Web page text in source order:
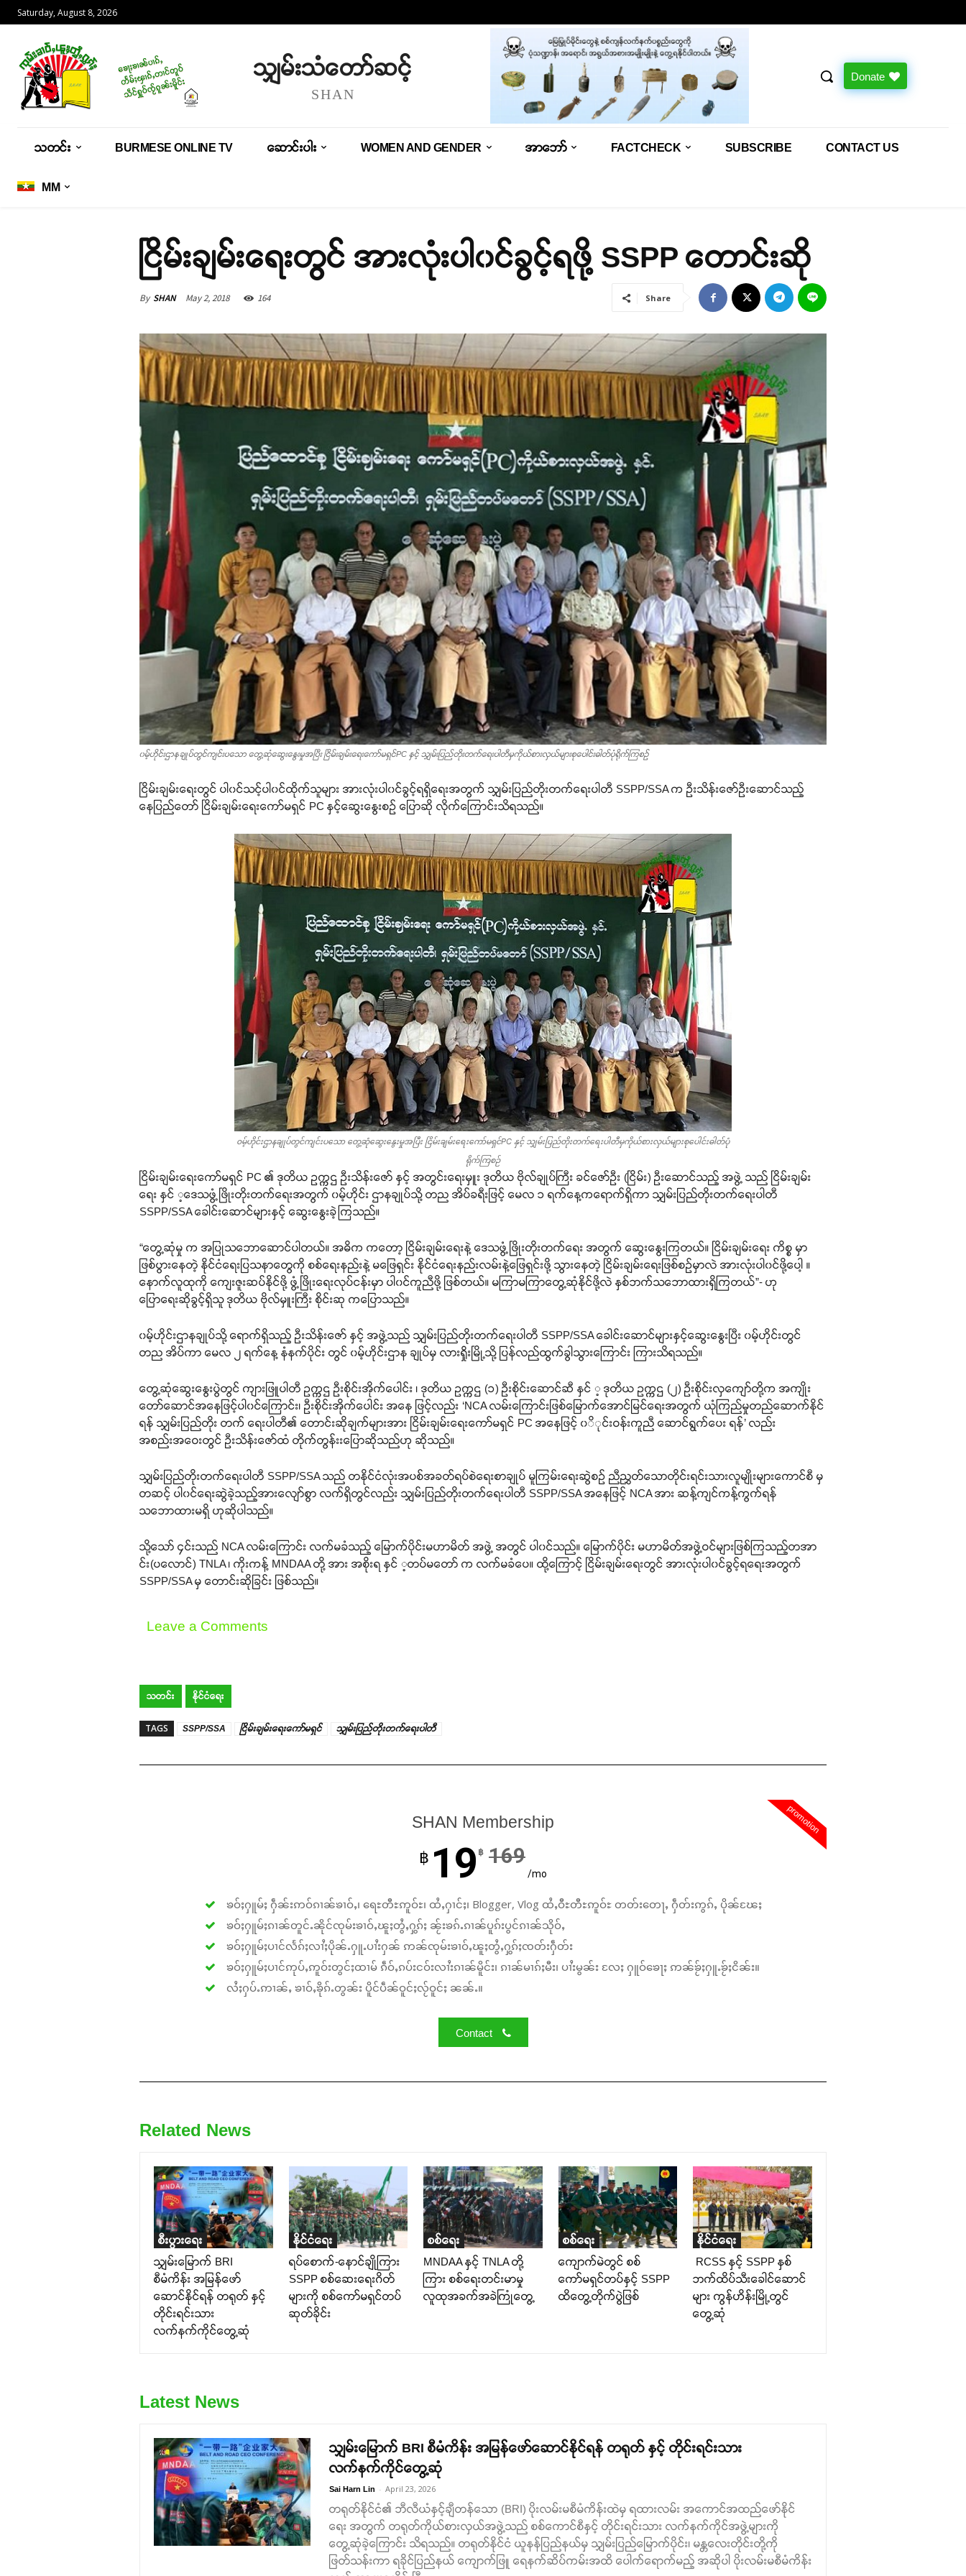
Saturday, August 8, 2026
သျှမ်းသံတော်ဆင့်
SHAN
Donate
သတင်း BURMESE ONLINE TV ဆောင်းပါး WOMEN AND GENDER အာဘော် FACTCHECK SUBSCRIBE CONTACT US
MM
ငြိမ်းချမ်းရေးတွင် အားလုံးပါ၀င်ခွင့်ရဖို့ SSPP တောင်းဆို
By SHAN May 2, 2018 164 Share
၀မ့်ဟိုင်းဌာနချုပ်တွင်ကျင်းပသော တွေ့ဆုံဆွေးနွေးမှုအပြီး ငြိမ်းချမ်းရေးကော်မရှင်PC နှင့် သျှမ်းပြည်တိုးတက်ရေးပါတီမှကိုယ်စားလှယ်များစုပေါင်းဓါတ်ပုံရိုက်ကြစဉ်
ငြိမ်းချမ်းရေးတွင် ပါ၀င်သင့်ပါ၀င်ထိုက်သူများ အားလုံးပါ၀င်ခွင့်ရရှိရေးအတွက် သျှမ်းပြည်တိုးတက်ရေးပါတီ SSPP/SSA က ဦးသိန်းဇော်ဦးဆောင်သည့်
နေပြည်တော် ငြိမ်းချမ်းရေးကော်မရှင် PC နှင့်ဆွေးနွေးစဉ် ပြောဆို လိုက်ကြောင်းသိရသည်။
၀မ့်ဟိုင်းဌာနချုပ်တွင်ကျင်းပသော တွေ့ဆုံဆွေးနွေးမှုအပြီး ငြိမ်းချမ်းရေးကော်မရှင်PC နှင့် သျှမ်းပြည်တိုးတက်ရေးပါတီမှကိုယ်စားလှယ်များစုပေါင်းဓါတ်ပုံ
ရိုက်ကြစဉ်
ငြိမ်းချမ်းရေးကော်မရှင် PC ၏ ဒုတိယ ဥက္ကဌ ဦးသိန်းဇော် နှင့် အတွင်းရေးမှူး ဒုတိယ ဗိုလ်ချုပ်ကြီး ခင်ဇော်ဦး (ငြိမ်း) ဦးဆောင်သည့် အဖွဲ့ သည် ငြိမ်းချမ်း
ရေး နှင် ့ဒေသဖွံ့ဖြိုးတိုးတက်ရေးအတွက် ၀မ့်ဟိုင်း ဌာနချုပ်သို့ တည အိပ်ခရီးဖြင့် မေလ ၁ ရက်နေ့ကရောက်ရှိကာ သျှမ်းပြည်တိုးတက်ရေးပါတီ
SSPP/SSA ခေါင်းဆောင်များနှင့် ဆွေးနွေးခဲ့ကြသည်။
“တွေ့ဆုံမှု က အပြုသဘောဆောင်ပါတယ်။ အဓိက ကတော့ ငြိမ်းချမ်းရေးနဲ့ ဒေသဖွံ့ဖြိုးတိုးတက်ရေး အတွက် ဆွေးနွေးကြတယ်။ ငြိမ်းချမ်းရေး ကိစ္စ မှာ
ဖြစ်ပွားနေတဲ့ နိုင်ငံရေးပြသနာတွေကို စစ်ရေးနည်းနဲ့ မဖြေရှင်း နိုင်ငံရေးနည်းလမ်းနဲ့ဖြေရှင်းဖို့ သွားနေတဲ့ ငြိမ်းချမ်းရေးဖြစ်စဉ်မှာလဲ အားလုံးပါ၀င်ဖို့ပေါ့ ။
နောက်လူထုကို ကျေးဇူးဆပ်နိုင်ဖို့ ဖွံ့ဖြိုးရေးလုပ်ငန်းမှာ ပါ၀င်ကူညီဖို့ ဖြစ်တယ်။ မကြာမကြာတွေ့ဆုံနိုင်ဖို့လဲ နှစ်ဘက်သဘောထားရှိကြတယ်”- ဟု
ပြောရေးဆိုခွင့်ရှိသူ ဒုတိယ ဗိုလ်မှူးကြီး စိုင်းဆု ကပြောသည်။
၀မ့်ဟိုင်းဌာနချုပ်သို့ ရောက်ရှိသည့် ဦးသိန်းဇော် နှင့် အဖွဲ့သည် သျှမ်းပြည်တိုးတက်ရေးပါတီ SSPP/SSA ခေါင်းဆောင်များနှင့်ဆွေးနွေးပြီး ၀မ့်ဟိုင်းတွင်
တည အိပ်ကာ မေလ ၂ ရက်နေ့ နံနက်ပိုင်း တွင် ၀မ့်ဟိုင်းဌာန ချုပ်မှ လားရှိုးမြို့သို့ ပြန်လည်ထွက်ခွါသွားကြောင်း ကြားသိရသည်။
တွေ့ဆုံဆွေးနွေးပွဲတွင် ကျားဖြူပါတီ ဥက္ကဌ ဦးစိုင်းအိုက်ပေါင်း ၊ ဒုတိယ ဥက္ကဌ (၁) ဦးစိုင်းဆောင်ဆီ နှင် ့ ဒုတိယ ဥက္ကဌ (၂) ဦးစိုင်းလှကျော်တို့က အကျိုး
တော်ဆောင်အနေဖြင့်ပါ၀င်ကြောင်း၊ ဦးစိုင်းအိုက်ပေါင်း အနေ ဖြင့်လည်း ‘NCA လမ်းကြောင်းဖြစ်မြောက်အောင်မြင်ရေးအတွက် ယုံကြည်မှုတည်ဆောက်နိုင်
ရန် သျှမ်းပြည်တိုး တက် ရေးပါတီ၏ တောင်းဆိုချက်များအား ငြိမ်းချမ်းရေးကော်မရှင် PC အနေဖြင့် ၀ိုင်းဝန်းကူညီ ဆောင်ရွက်ပေး ရန်’ လည်း
အစည်းအဝေးတွင် ဦးသိန်းဇော်ထံ တိုက်တွန်းးပြောဆိုသည်ဟု ဆိုသည်။
သျှမ်းပြည်တိုးတက်ရေးပါတီ SSPP/SSA သည် တနိုင်ငံလုံးအပစ်အခတ်ရပ်စဲရေးစာချုပ် မူကြမ်းရေးဆွဲစဉ် ညီညွှတ်သောတိုင်းရင်းသားလူမျိုးများကောင်စီ မှ
တဆင့် ပါ၀င်ရေးဆွဲခဲ့သည့်အားလျော်စွာ လက်ရှိတွင်လည်း သျှမ်းပြည်တိုးတက်ရေးပါတီ SSPP/SSA အနေဖြင့် NCA အား ဆန့်ကျင်ကန့်ကွက်ရန်
သဘောထားမရှိ ဟုဆိုပါသည်။
သို့သော် ၄င်းသည် NCA လမ်းကြောင်း လက်မခံသည့် မြောက်ပိုင်းမဟာမိတ် အဖွဲ့ အတွင် ပါ၀င်သည်။ မြောက်ပိုင်း မဟာမိတ်အဖွဲ့ဝင်များဖြစ်ကြသည့်တအာ
င်း(ပလောင်) TNLA ၊ ကိုးကန့် MNDAA တို့ အား အစိုးရ နှင် ့တပ်မတော် က လက်မခံပေ။ ထို့ကြောင့် ငြိမ်းချမ်းရေးတွင် အားလုံးပါ၀င်ခွင့်ရရေးအတွက်
SSPP/SSA မှ တောင်းဆိုခြင်း ဖြစ်သည်။
Leave a Comments
သတင်း နိုင်ငံရေး
TAGS SSPP/SSA ငြိမ်းချမ်းရေးကော်မရှင် သျှမ်းပြည်တိုးတက်ရေးပါတီ
promotion
SHAN Membership
฿ 19 ฿ 169
/mo
ၶဝ်ႈႁူမ်ႈ ႁဵၼ်းဢဝ်ၵၢၼ်ၶၢဝ်ႇ၊ ရေႊတီႊဢူဝ်ႊ၊ ထႆႇႁၢင်ႈ၊ Blogger, Vlog ထႆႇဝီႊတီႊဢူဝ်ႊ တတ်းတေႃႇ ႁဵတ်းဢွၵ်ႇ ပိုၼ်ၽႄႈ
ၶဝ်ႈႁူမ်ႈၵၢၼ်တူင်ႉၼိုင်ၸုမ်းၶၢဝ်ႇၽူႈတွႆႇႁွၵ်ႈ ၼႂ်းၶၵ်ႉၵၢၼ်ပူၵ်းပွင်ၵၢၼ်သိုဝ်ႇ
ၶဝ်ႈႁူမ်ႈပၢင်လႅၵ်ႈလၢႆႈပိုၼ်ႉႁူႉပၢႆးႁၼ် ဢၼ်ၸုမ်းၶၢဝ်ႇၽူႈတွႆႇႁွၵ်ႈၸတ်းႁဵတ်း
ၶဝ်ႈႁူမ်ႈပၢင်ဢုပ်ႇဢူဝ်းတွင်ႈထၢမ် ၵဵဝ်ႇၵပ်းငဝ်းလၢႆးၵၢၼ်မိူင်း၊ ၵၢၼ်မၢၵ်ႈမီး၊ ပၢႆးမွၼ်း လႄႈ ႁူဝ်ၶေႃႈ ဢၼ်ၶႂ်ႈႁူႉၶႂ်ႈငိၼ်း။
လႆႈႁပ်ႉဢၢၼ်ႇ ၶၢဝ်ႇၶိုၵ်ႉတွၼ်း ပိူင်ပဵၼ်ဝူင်ႈလႂ်ဝူင်ႈ ၼၼ်ႉ။
Contact
Related News
စီးပွားရေး
သျှမ်းမြောက် BRI
စီမံကိန်း အမြန်ဖော်
ဆောင်နိုင်ရန် တရုတ် နှင့်
တိုင်းရင်းသား
လက်နက်ကိုင်တွေ့ဆုံ
နိုင်ငံရေး
ရပ်စောက်-နောင်ချိုကြား
SSPP စစ်ဆေးရေးဂိတ်
များကို စစ်ကော်မရှင်တပ်
ဆုတ်ခိုင်း
စစ်ရေး
MNDAA နှင့် TNLA တို့
ကြား စစ်ရေးတင်းမာမှု
လူထုအခက်အခဲကြုံတွေ့
စစ်ရေး
ကျောက်မဲတွင် စစ်
ကော်မရှင်တပ်နှင့် SSPP
ထိတွေ့တိုက်ပွဲဖြစ်
နိုင်ငံရေး
RCSS နှင့် SSPP နှစ်
ဘက်ထိပ်သီးခေါင်ဆောင်
များ ကွန်ဟိန်းမြို့တွင်
တွေ့ဆုံ
Latest News
သျှမ်းမြောက် BRI စီမံကိန်း အမြန်ဖော်ဆောင်နိုင်ရန် တရုတ် နှင့် တိုင်းရင်းသား
လက်နက်ကိုင်တွေ့ဆုံ
Sai Harn Lin - April 23, 2026
တရုတ်နိုင်ငံ၏ ဘီလီယံနှင့်ချီတန်သော (BRI) ပိုးလမ်းမစီမံကိန်းထဲမှ ရထားလမ်း အကောင်အထည်ဖော်နိုင်
ရေး အတွက် တရုတ်ကိုယ်စားလှယ်အဖွဲ့သည် စစ်ကောင်စီနှင့် တိုင်းရင်းသား လက်နက်ကိုင်အဖွဲ့များကို
တွေ့ဆုံခဲ့ကြောင်း သိရသည်။ တရုတ်နိုင်ငံ ယူနန်ပြည်နယ်မှ သျှမ်းပြည်မြောက်ပိုင်း၊ မန္တလေးတိုင်းတို့ကို
ဖြတ်သန်းကာ ရခိုင်ပြည်နယ် ကျောက်ဖြူ ရေနက်ဆိပ်ကမ်းအထိ ပေါက်ရောက်မည့် အဆိုပါ ပိုးလမ်းမစီမံကိန်း